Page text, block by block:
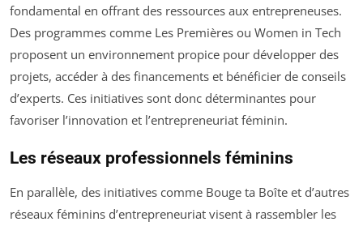
fondamental en offrant des ressources aux entrepreneuses.
Des programmes comme Les Premières ou Women in Tech
proposent un environnement propice pour développer des
projets, accéder à des financements et bénéficier de conseils
d’experts. Ces initiatives sont donc déterminantes pour
favoriser l’innovation et l’entrepreneuriat féminin.
Les réseaux professionnels féminins
En parallèle, des initiatives comme Bouge ta Boîte et d’autres
réseaux féminins d’entrepreneuriat visent à rassembler les